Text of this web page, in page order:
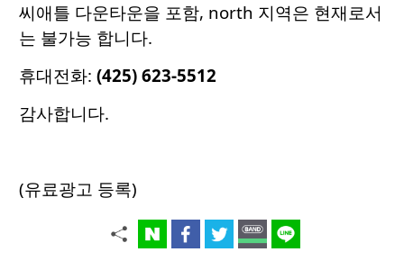
씨애틀 다운타운을 포함, north 지역은 현재로서
는 불가능 합니다.
휴대전화: (425) 623-5512
감사합니다.
(유료광고 등록)